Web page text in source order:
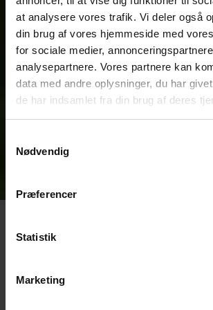
at analysere vores trafik. Vi deler også
din brug af vores hjemmeside med
for sociale medier,
analysepartnere. Vores partnere kan
data med andre oplysninger, du har
de har indsamlet fra din brug af deres
Nødvendig
Præferencer
Statistik
Marketing
produktkategorier